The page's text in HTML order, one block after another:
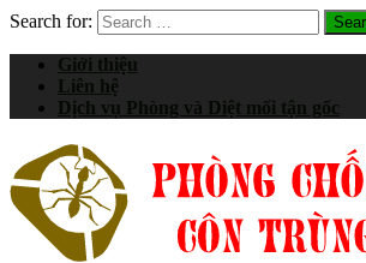
Search for:
Giới thiệu
Liên hệ
Dịch vụ Phòng và Diệt mối tận gốc